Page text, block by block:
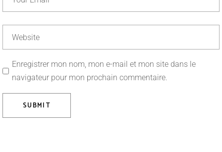
Enregistrer mon nom, mon e-mail et mon site dans le
navigateur pour mon prochain commentaire.
SUBMIT